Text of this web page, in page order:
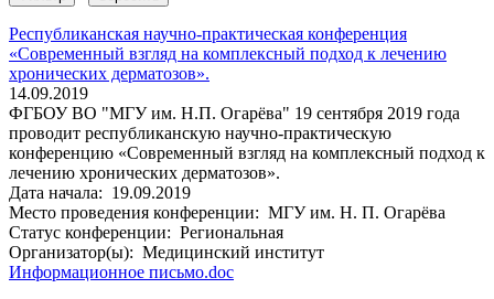
Республиканская научно-практическая конференция
«Современный взгляд на комплексный подход к лечению
хронических дерматозов».
14.09.2019
ФГБОУ ВО "МГУ им. Н.П. Огарёва" 19 сентября 2019 года
проводит республиканскую научно-практическую
конференцию «Современный взгляд на комплексный подход к
лечению хронических дерматозов».
Дата начала: 19.09.2019
Место проведения конференции: МГУ им. Н. П. Огарёва
Статус конференции: Региональная
Организатор(ы): Медицинский институт
Информационное письмо.doc